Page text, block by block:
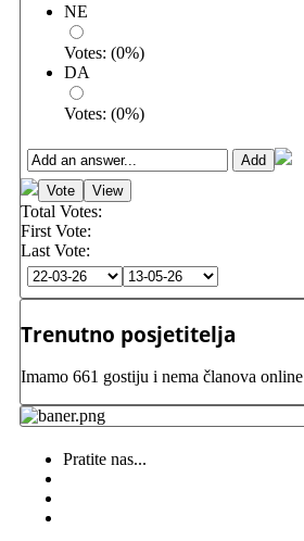
NE
Votes: (0%)
DA
Votes: (0%)
Total Votes:
First Vote:
Last Vote:
Trenutno posjetitelja
Imamo 661 gostiju i nema članova online
Pratite nas...